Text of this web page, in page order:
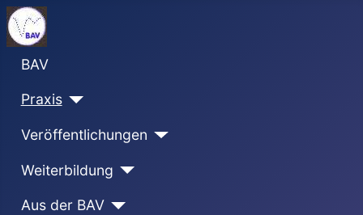
BAV
Praxis
Veröffentlichungen
Weiterbildung
Aus der BAV